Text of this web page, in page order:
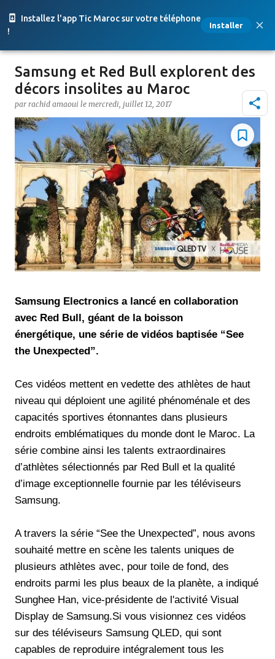
Installez l'app Tic Maroc sur votre téléphone
!
Installer
Accéder au contenu principal
Samsung et Red Bull explorent des
décors insolites au Maroc
par rachid amaoui le mercredi, juillet 12, 2017
Samsung Electronics a lancé en collaboration
avec Red Bull, géant de la boisson
énergétique, une série de vidéos baptisée “See
the Unexpected”.
Ces vidéos mettent en vedette des athlètes de haut
niveau qui déploient une agilité phénoménale et des
capacités sportives étonnantes dans plusieurs
endroits emblématiques du monde dont le Maroc. La
série combine ainsi les talents extraordinaires
d’athlètes sélectionnés par Red Bull et la qualité
d’image exceptionnelle fournie par les téléviseurs
Samsung.
A travers la série “See the Unexpected”, nous avons
souhaité mettre en scène les talents uniques de
plusieurs athlètes avec, pour toile de fond, des
endroits parmi les plus beaux de la planète, a indiqué
Sunghee Han, vice-présidente de l'activité Visual
Display de Samsung.Si vous visionnez ces vidéos
sur des téléviseurs Samsung QLED, qui sont
capables de reproduire intégralement tous les